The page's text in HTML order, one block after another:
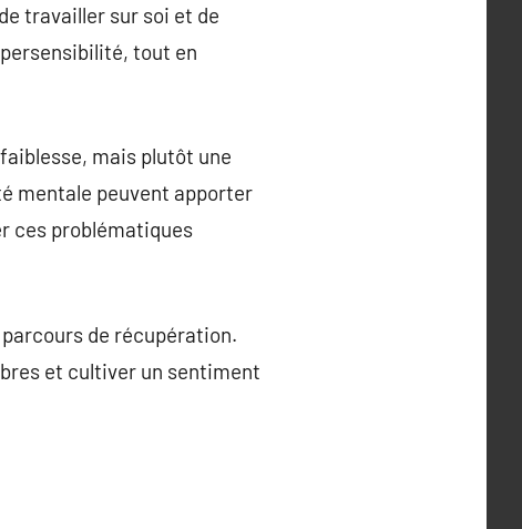
travailler sur soi et de
tout en
mais plutôt une
mentale peuvent apporter
ces problématiques
de récupération.
et cultiver un sentiment